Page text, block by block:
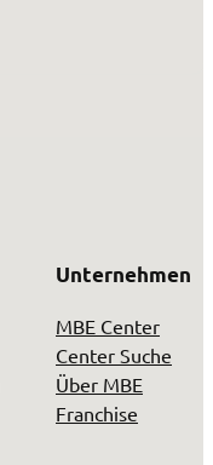
Unternehmen
MBE Center
Center Suche
Über MBE
Franchise